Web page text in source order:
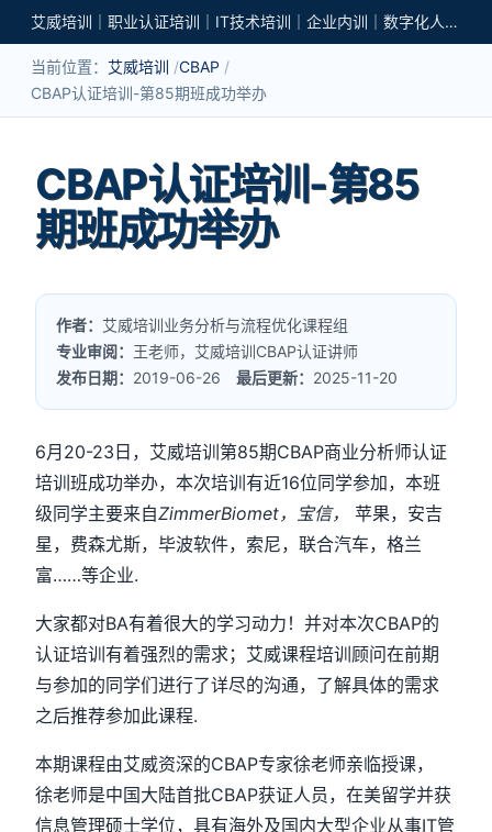
艾威培训｜职业认证培训｜IT技术培训｜企业内训｜数字化人才培养
当前位置： 艾威培训 CBAP
CBAP认证培训-第85期班成功举办
CBAP认证培训-第85
期班成功举办
作者： 艾威培训业务分析与流程优化课程组
专业审阅： 王老师，艾威培训CBAP认证讲师
发布日期： 2019-06-26最后更新： 2025-11-20
6月20-23日，艾威培训第85期CBAP商业分析师认证
培训班成功举办，本次培训有近16位同学参加，本班
级同学主要来自ZimmerBiomet，宝信，
苹果，安吉
星，费森尤斯，毕波软件，索尼，联合汽车，格兰
富……等企业.
大家都对BA有着很大的学习动力！并对本次CBAP的
认证培训有着强烈的需求；艾威课程培训顾问在前期
与参加的同学们进行了详尽的沟通，了解具体的需求
之后推荐参加此课程.
本期课程由艾威资深的CBAP专家徐老师亲临授课，
徐老师是中国大陆首批CBAP获证人员，在美留学并获
信息管理硕士学位，具有海外及国内大型企业从事IT管